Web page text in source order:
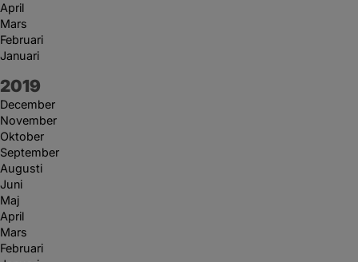
April
Mars
Februari
Januari
År:
2019
December
November
Oktober
September
Augusti
Juni
Maj
April
Mars
Februari